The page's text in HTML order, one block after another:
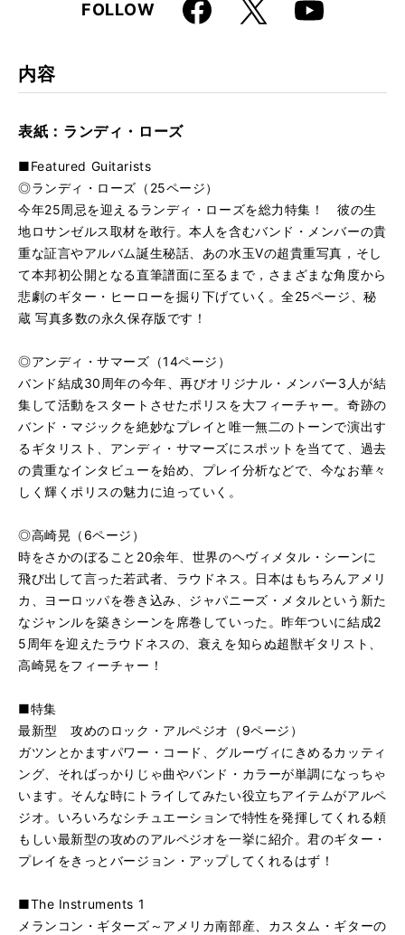
FOLLOWFaceboo
k
X Youtube
内容
表紙：ランディ・ローズ
■Featured Guitarists
◎ランディ・ローズ（25ページ）
今年25周忌を迎えるランディ・ローズを総力特集！ 彼の生
地ロサンゼルス取材を敢行。本人を含むバンド・メンバーの貴
重な証言やアルバム誕生秘話、あの水玉Vの超貴重写真，そし
て本邦初公開となる直筆譜面に至るまで，さまざまな角度から
悲劇のギター・ヒーローを掘り下げていく。全25ページ、秘
蔵 写真多数の永久保存版です！
◎アンディ・サマーズ（14ページ）
バンド結成30周年の今年、再びオリジナル・メンバー3人が結
集して活動をスタートさせたポリスを大フィーチャー。奇跡の
バンド・マジックを絶妙なプレイと唯一無二のトーンで演出す
るギタリスト、アンディ・サマーズにスポットを当てて、過去
の貴重なインタビューを始め、プレイ分析などで、今なお華々
しく輝くポリスの魅力に迫っていく。
◎高崎晃（6ページ）
時をさかのぼること20余年、世界のヘヴィメタル・シーンに
飛び出して言った若武者、ラウドネス。日本はもちろんアメリ
カ、ヨーロッパを巻き込み、ジャパニーズ・メタルという新た
なジャンルを築きシーンを席巻していった。昨年ついに結成2
5周年を迎えたラウドネスの、衰えを知らぬ超獣ギタリスト、
高崎晃をフィーチャー！
■特集
最新型 攻めのロック・アルペジオ（9ページ）
ガツンとかますパワー・コード、グルーヴィにきめるカッティ
ング、そればっかりじゃ曲やバンド・カラーが単調になっちゃ
います。そんな時にトライしてみたい役立ちアイテムがアルペ
ジオ。いろいろなシチュエーションで特性を発揮してくれる頼
もしい最新型の攻めのアルペジオを一挙に紹介。君のギター・
プレイをきっとバージョン・アップしてくれるはず！
■The Instruments 1
メランコン・ギターズ～アメリカ南部産、カスタム・ギターの